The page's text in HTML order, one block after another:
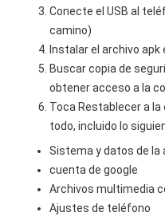
Conecte el USB al
camino)
Instalar el archivo
Buscar copia de
obtener acceso a la
Toca Restablecer a
todo, incluido lo
Sistema y datos de la
cuenta de google
Archivos multimedia
Ajustes de teléfono